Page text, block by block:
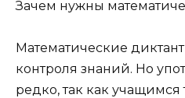
Зачем нужны
Математические
контроля знаний. Но
редко, так как